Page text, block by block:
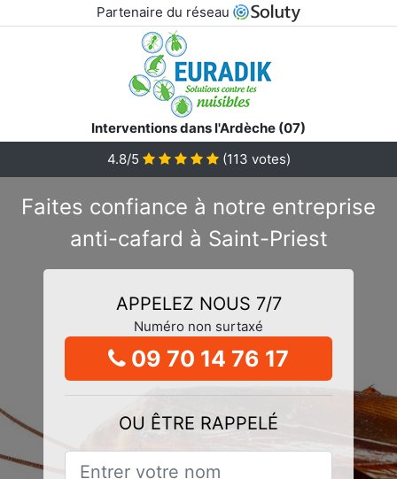
Partenaire du réseau
Interventions dans l'Ardèche (07)
4.8/5
(113 votes)
Faites confiance à notre entreprise
anti-cafard à Saint-Priest
APPELEZ NOUS 7/7
Numéro non surtaxé
09 70 14 76 17
OU ÊTRE RAPPELÉ